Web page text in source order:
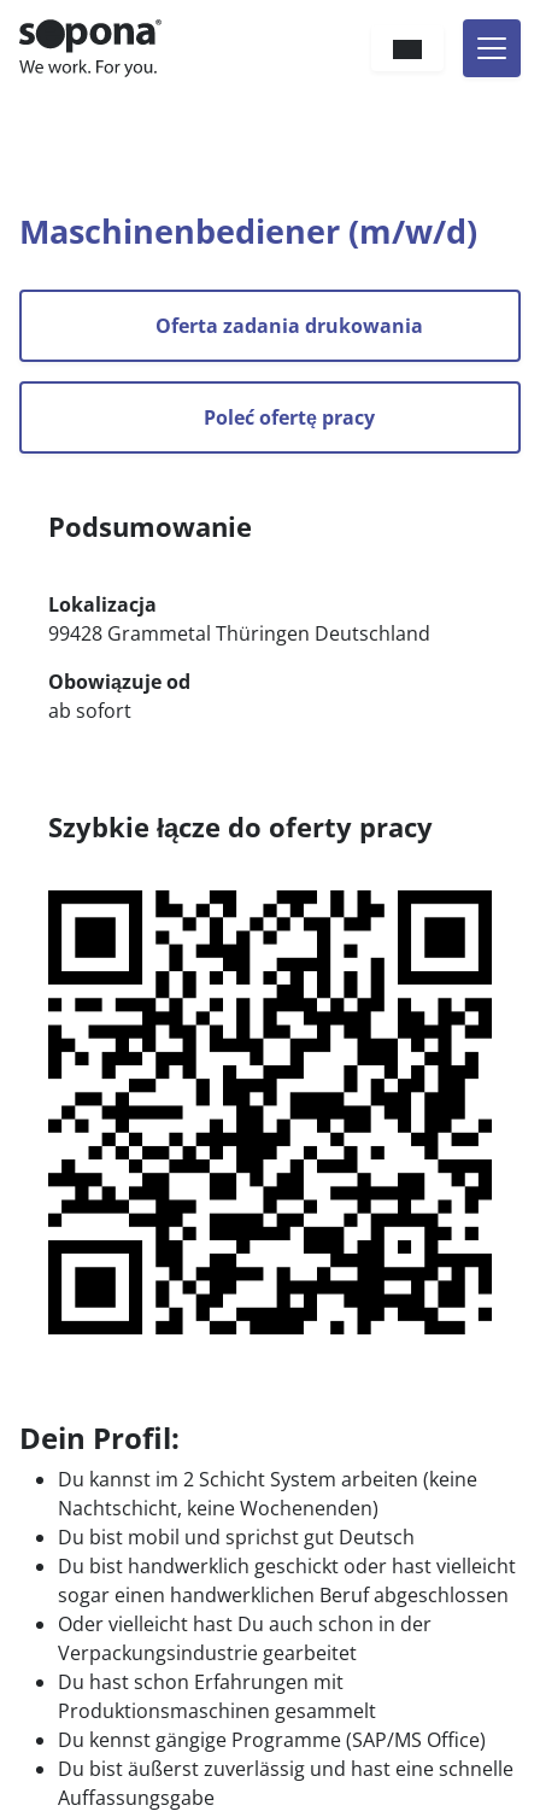
Hauptnavigation
Zum Inhalt
Sprache
Maschinenbediener (m/w/d)
Dein Profil:
Du kannst im 2 Schicht System arbeiten (keine
Nachtschicht, keine Wochenenden)
Du bist mobil und sprichst gut Deutsch
Du bist handwerklich geschickt oder hast vielleicht
sogar einen handwerklichen Beruf abgeschlossen
Oder vielleicht hast Du auch schon in der
Verpackungsindustrie gearbeitet
Du hast schon Erfahrungen mit
Produktionsmaschinen gesammelt
Du kennst gängige Programme (SAP/MS Office)
Du bist äußerst zuverlässig und hast eine schnelle
Auffassungsgabe
Oferta zadania drukowania
Poleć ofertę pracy
Podsumowanie
Lokalizacja
99428 Grammetal Thüringen Deutschland
Obowiązuje od
ab sofort
Szybkie łącze do oferty pracy